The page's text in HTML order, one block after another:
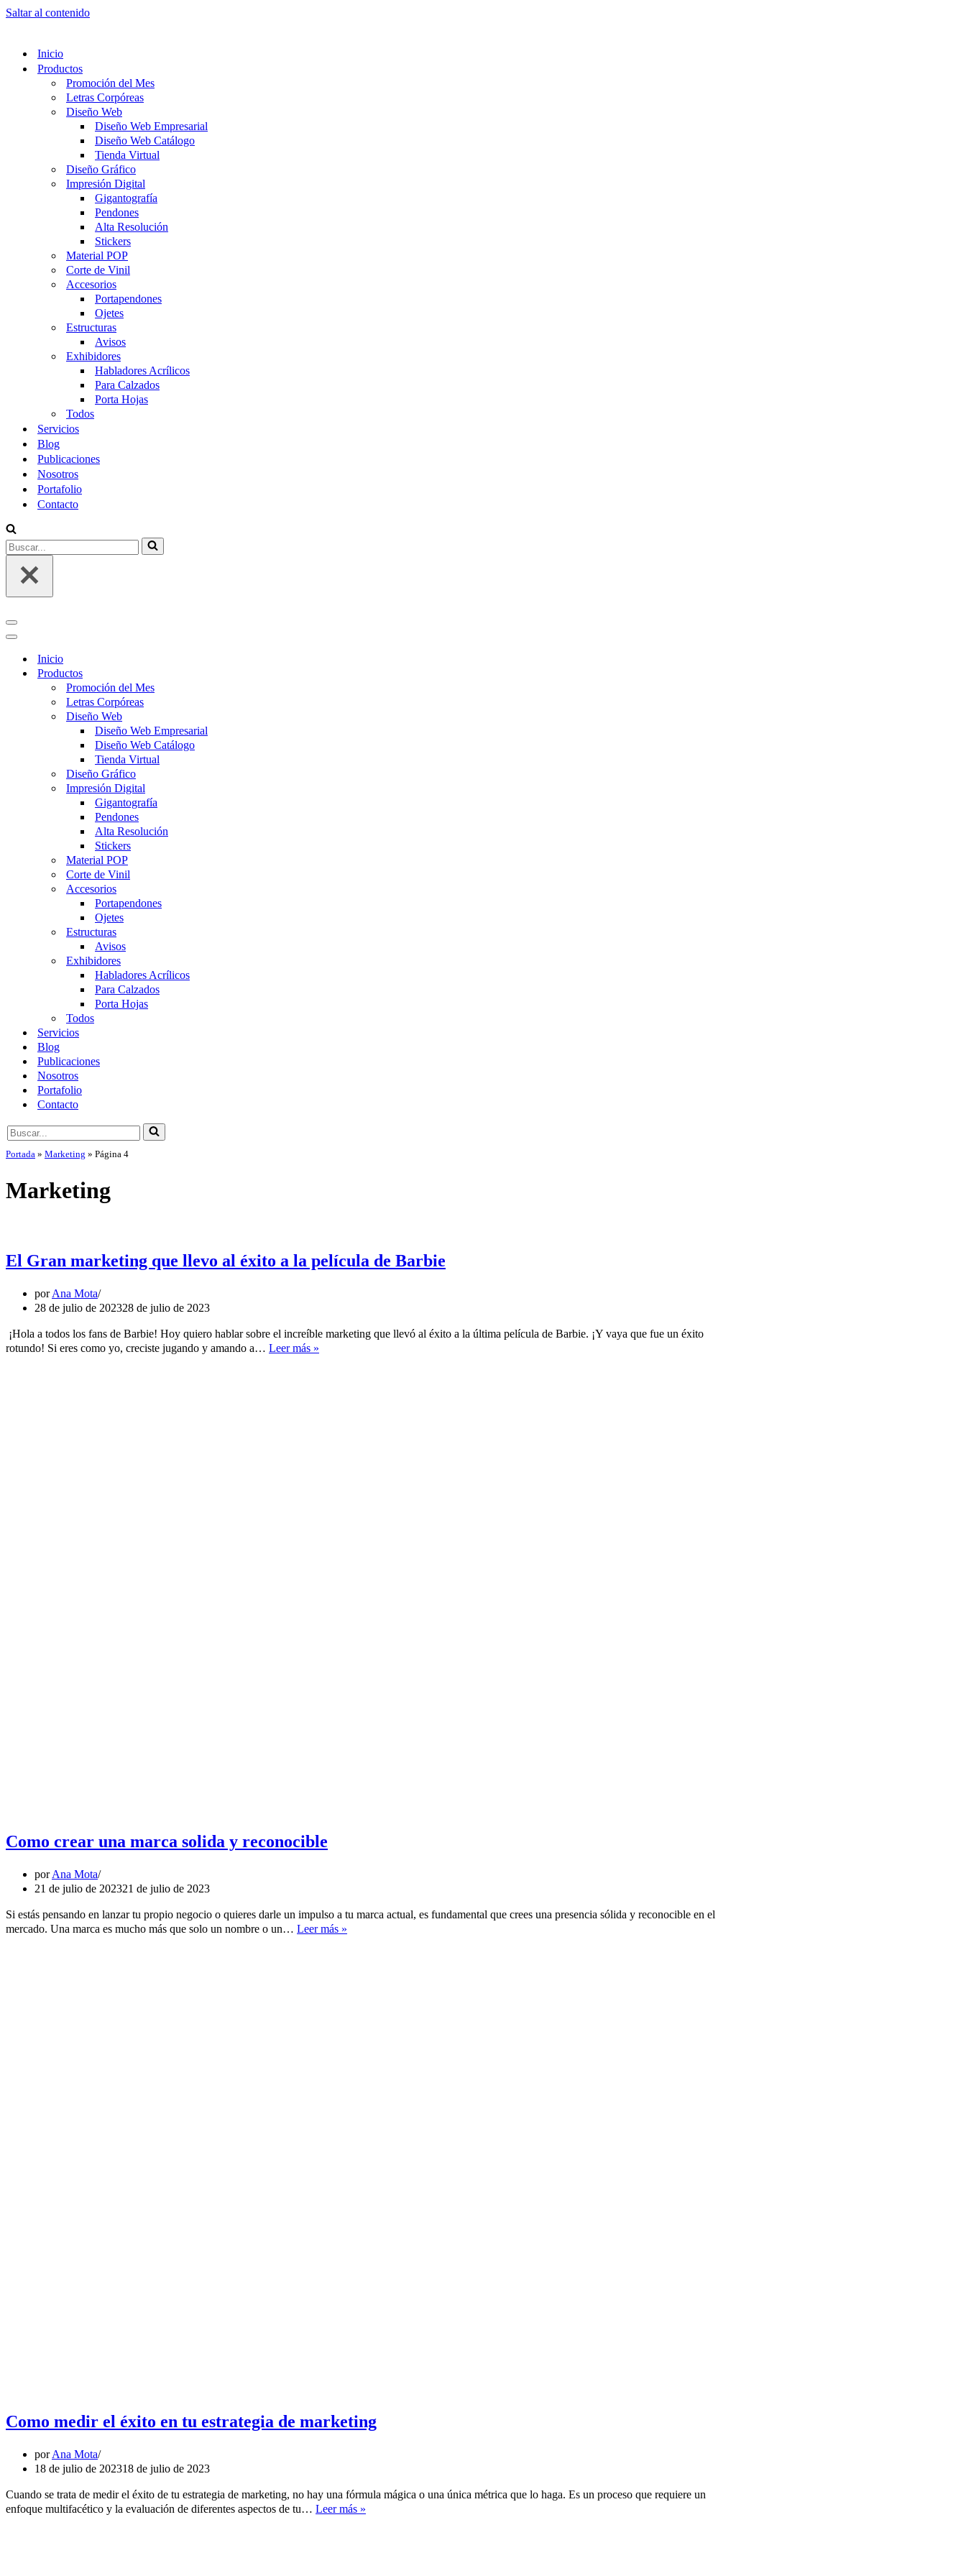
Saltar al contenido
Inicio
Productos
Promoción del Mes
Letras Corpóreas
Diseño Web
Diseño Web Empresarial
Diseño Web Catálogo
Tienda Virtual
Diseño Gráfico
Impresión Digital
Gigantografía
Pendones
Alta Resolución
Stickers
Material POP
Corte de Vinil
Accesorios
Portapendones
Ojetes
Estructuras
Avisos
Exhibidores
Habladores Acrílicos
Para Calzados
Porta Hojas
Todos
Servicios
Blog
Publicaciones
Nosotros
Portafolio
Contacto
Buscar...
Menú
de
Menú
navegación
Inicio
Productos
Promoción del Mes
Letras Corpóreas
Diseño Web
Diseño Web Empresarial
Diseño Web Catálogo
Tienda Virtual
Diseño Gráfico
Impresión Digital
Gigantografía
Pendones
Alta Resolución
Stickers
Material POP
Corte de Vinil
Accesorios
Portapendones
Ojetes
Estructuras
Avisos
Exhibidores
Habladores Acrílicos
Para Calzados
Porta Hojas
Todos
Servicios
Blog
Publicaciones
Nosotros
Portafolio
Contacto
Buscar...
Portada » Marketing » Página 4
Marketing
El Gran marketing que llevo al éxito a la película de Barbie
porAna Mota
28 de julio de 202328 de julio de 2023
¡Hola a todos los fans de Barbie! Hoy quiero hablar sobre el increíble marketing que llevó al éxito a la última película de Barbie. ¡Y vaya que fue un éxito
rotundo! Si eres como yo, creciste jugando y amando a… Leer más »
Como crear una marca solida y reconocible
porAna Mota
21 de julio de 202321 de julio de 2023
Si estás pensando en lanzar tu propio negocio o quieres darle un impulso a tu marca actual, es fundamental que crees una presencia sólida y reconocible en el
mercado. Una marca es mucho más que solo un nombre o un… Leer más »
Como medir el éxito en tu estrategia de marketing
porAna Mota
18 de julio de 202318 de julio de 2023
Cuando se trata de medir el éxito de tu estrategia de marketing, no hay una fórmula mágica o una única métrica que lo haga. Es un proceso que requiere un
enfoque multifacético y la evaluación de diferentes aspectos de tu… Leer más »